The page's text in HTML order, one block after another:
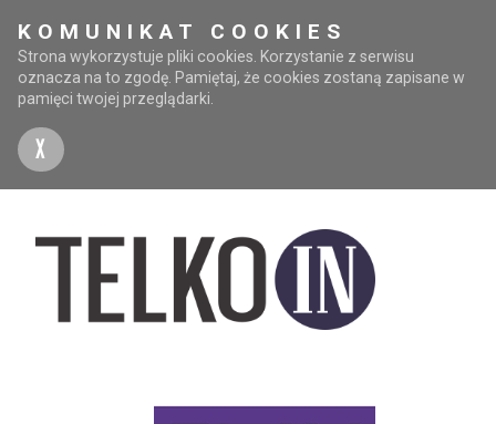
KOMUNIKAT COOKIES
Strona wykorzystuje pliki cookies. Korzystanie z serwisu
oznacza na to zgodę. Pamiętaj, że cookies zostaną zapisane w
pamięci twojej przeglądarki.
X